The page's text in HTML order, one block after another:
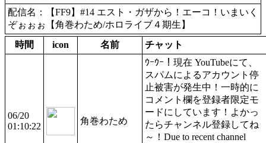
配信名：【FF9】#14 エスト・ガザから！エーコ！いまいく
ぞぉぉぉ【角巻わため/ホロライブ４期生】
時間
icon 名前 チャット
06/20
01:10:22
角巻わため
ｳｰｳｰ！現在 YouTubeにて、
スパムによるアカウント停
止被害が発生中！一時的に
コメント欄を登録者限定モ
ードにしています！よかっ
たらチャンネル登録してね
～！Due to recent channel